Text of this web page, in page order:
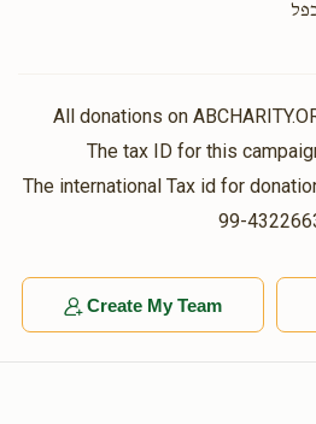
All donations on
The tax ID for this
The international Tax id for
99-
Create My Team